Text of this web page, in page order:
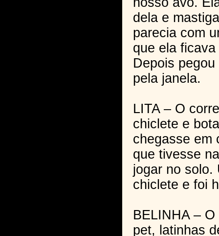
dela e
parecia com
que ela
Depois
pela janela.
LITA – O
chiclete e
chegasse em
que tivesse
jogar no solo.
chiclete e foi
BELINHA –
pet, latinhas